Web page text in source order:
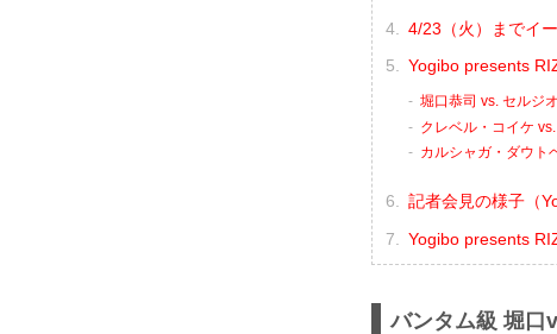
4/23（火）までイ
Yogibo presents
堀口恭司 vs. セルジ
クレベル・コイケ
カルシャガ・ダウト
記者会見の様子（
Yogibo presents
バンタム級 堀口